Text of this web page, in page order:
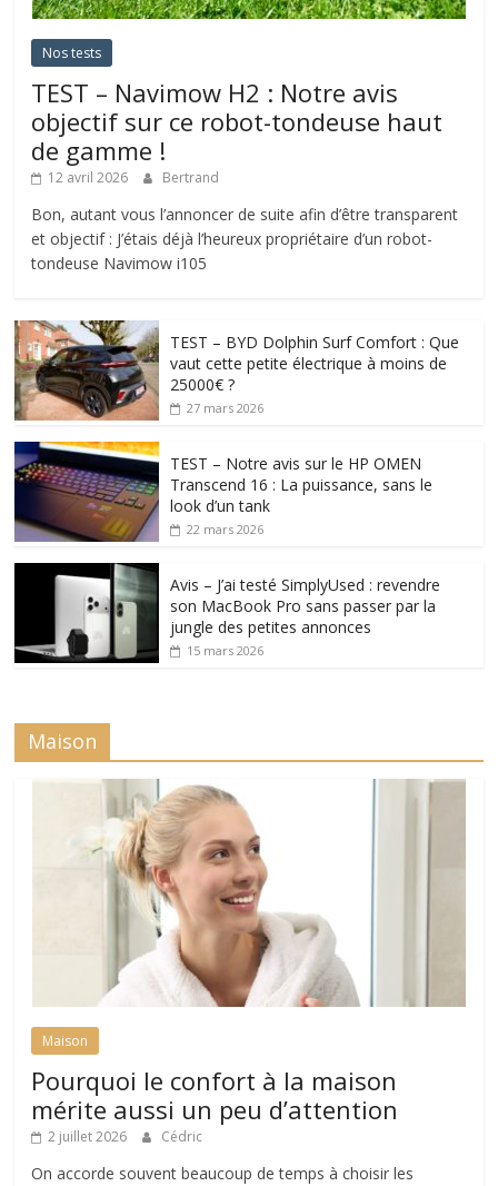
Nos tests
TEST – Navimow H2 : Notre avis
objectif sur ce robot-tondeuse haut
de gamme !
12 avril 2026 Bertrand
Bon, autant vous l’annoncer de suite afin d’être transparent
et objectif : J’étais déjà l’heureux propriétaire d’un robot-
tondeuse Navimow i105
TEST – BYD Dolphin Surf Comfort : Que
vaut cette petite électrique à moins de
25000€ ?
27 mars 2026
TEST – Notre avis sur le HP OMEN
Transcend 16 : La puissance, sans le
look d’un tank
22 mars 2026
Avis – J’ai testé SimplyUsed : revendre
son MacBook Pro sans passer par la
jungle des petites annonces
15 mars 2026
Maison
Maison
Pourquoi le confort à la maison
mérite aussi un peu d’attention
2 juillet 2026 Cédric
On accorde souvent beaucoup de temps à choisir les